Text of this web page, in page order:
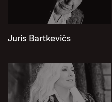
Juris Bartkevičs